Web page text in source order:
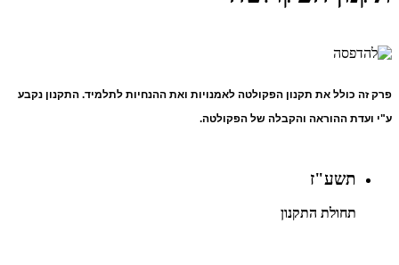
פרק זה כולל את תקנון הפקולטה לאמנויות ואת ההנחיות לתלמיד. התקנון נקבע
ע"י ועדת ההוראה והקבלה של הפקולטה.
תשע"ז
תחולת התקנון